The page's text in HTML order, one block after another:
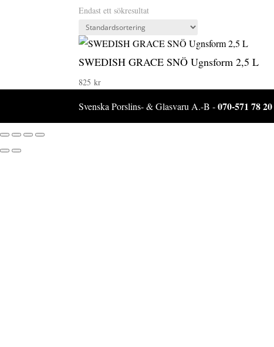
Endast ett sökresultat
SWEDISH GRACE SNÖ Ugnsform 2,5 L
825kr
Svenska Porslins- & Glasvaru A.-B -070-571 78 20